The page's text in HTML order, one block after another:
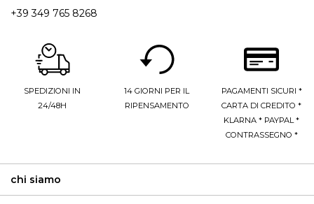
+39 349 765 8268
SPEDIZIONI IN
24/48H
14 GIORNI PER IL
RIPENSAMENTO
PAGAMENTI SICURI *
CARTA DI CREDITO *
KLARNA * PAYPAL *
CONTRASSEGNO *
chi siamo